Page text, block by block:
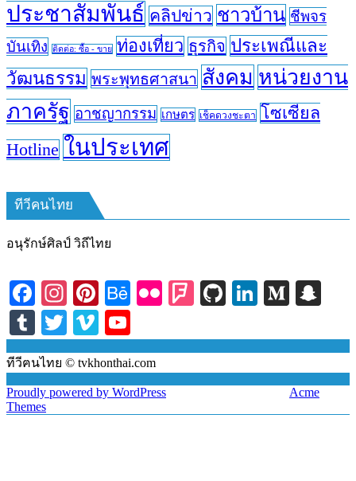
ประชาสัมพันธ์ คลิปข่าว ชาวบ้าน ชีพจร
บันเทิง
ติดต่อ: ซื้อ - ขาย ท่องเที่ยว ธุรกิจ ประเพณีและ
วัฒนธรรม พระพุทธศาสนา สังคม หน่วยงาน
ภาครัฐ อาชญากรรม เกษตร เช็คดวงชะตา โซเซียล
Hotline ในประเทศ
ทีวีคนไทย
อนุรักษ์ศิลป์ วิถีไทย
Facebook
Instagram
Pinterest
Behance
FlickrFoursquare
GitHubLinkedIn
Tumblr
TwitterVimeo
Channel
ทีวีฅนไทย © tvkhonthai.com
Proudly powered by WordPress
Acme
Themes